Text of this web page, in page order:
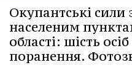
Окупантські сили
населеним
області: шість
поранення.